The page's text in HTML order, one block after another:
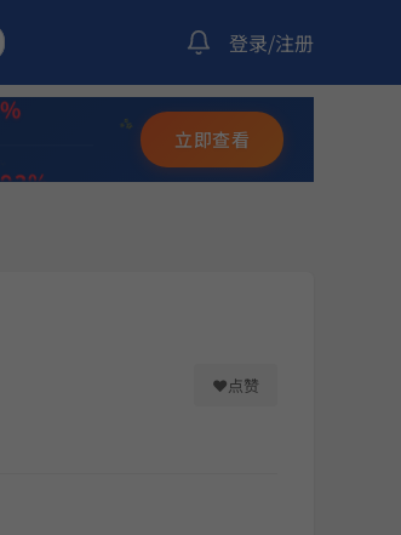
登录/注册
✨ 立即查看
❤点赞